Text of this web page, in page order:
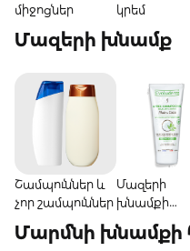
միջոցներ
կրեմ
Մազերի խնամք
Շամպուններ և
չոր շամպուններ
Մազերի
խնամքի
Մարմնի խնամքի